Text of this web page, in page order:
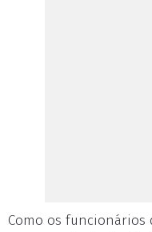
Como os funcionários